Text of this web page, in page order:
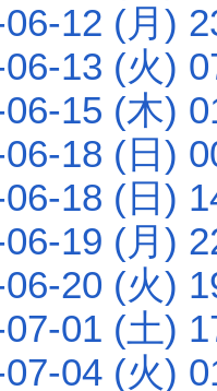
12 (月)
13 (火)
15 (木)
18 (日)
18 (日)
19 (月)
20 (火)
01 (土)
04 (火)